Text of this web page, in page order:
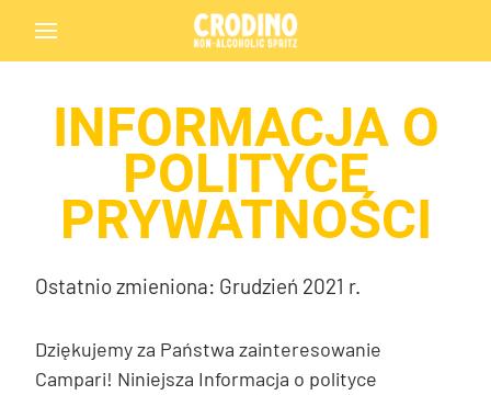
INFORMACJA O
POLITYCE
PRYWATNOŚCI
Ostatnio zmieniona: Grudzień 2021 r.
Dziękujemy za Państwa zainteresowanie
Campari! Niniejsza Informacja o polityce